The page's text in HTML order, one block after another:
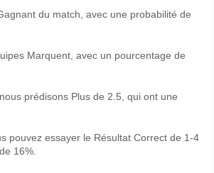
du match, avec une probabilité de
Marquent, avec un pourcentage de
prédisons Plus de 2.5, qui ont une
pouvez essayer le Résultat Correct de 1-4
16%.